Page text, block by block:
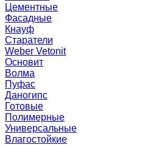
Цементные
Фасадные
Кнауф
Старатели
Weber Vetonit
Основит
Волма
Пуфас
Даногипс
Готовые
Полимерные
Универсальные
Влагостойкие